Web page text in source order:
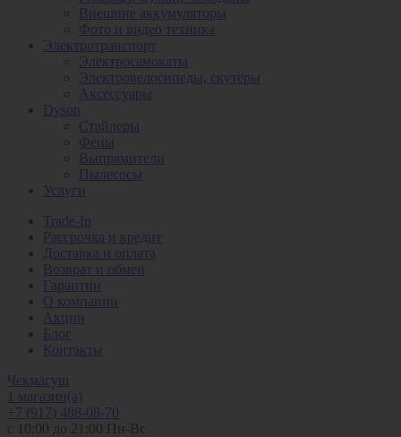
Внешние аккумуляторы
Фото и видео техника
Электротранспорт
Электросамокаты
Электровелосипеды, скутеры
Аксессуары
Dyson
Стайлеры
Фены
Выпрямители
Пылесосы
Услуги
Trade-In
Рассрочка и кредит
Доставка и оплата
Возврат и обмен
Гарантии
О компании
Акции
Блог
Контакты
Чекмагуш
1 магазин(а)
+7 (917) 488-08-70
с 10:00 до 21:00 Пн-Вс